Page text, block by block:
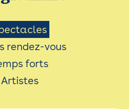
rendez-vous
forts
Artistes